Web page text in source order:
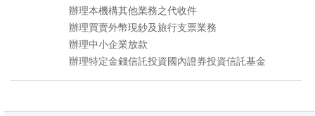
辦理本機構其他業務之代收件
辦理買賣外幣現鈔及旅行支票業務
辦理中小企業放款
辦理特定金錢信託投資國內證券投資信託基金